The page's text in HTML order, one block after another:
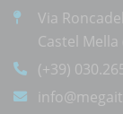
Via
Castel Mella
(+39)